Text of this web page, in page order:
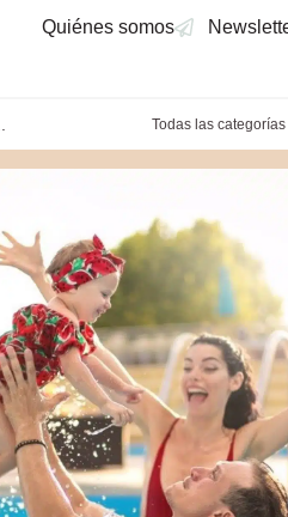
Quiénes somos
Todas las categorías